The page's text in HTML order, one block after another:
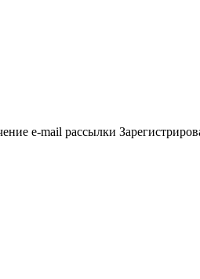
e-mail рассылки